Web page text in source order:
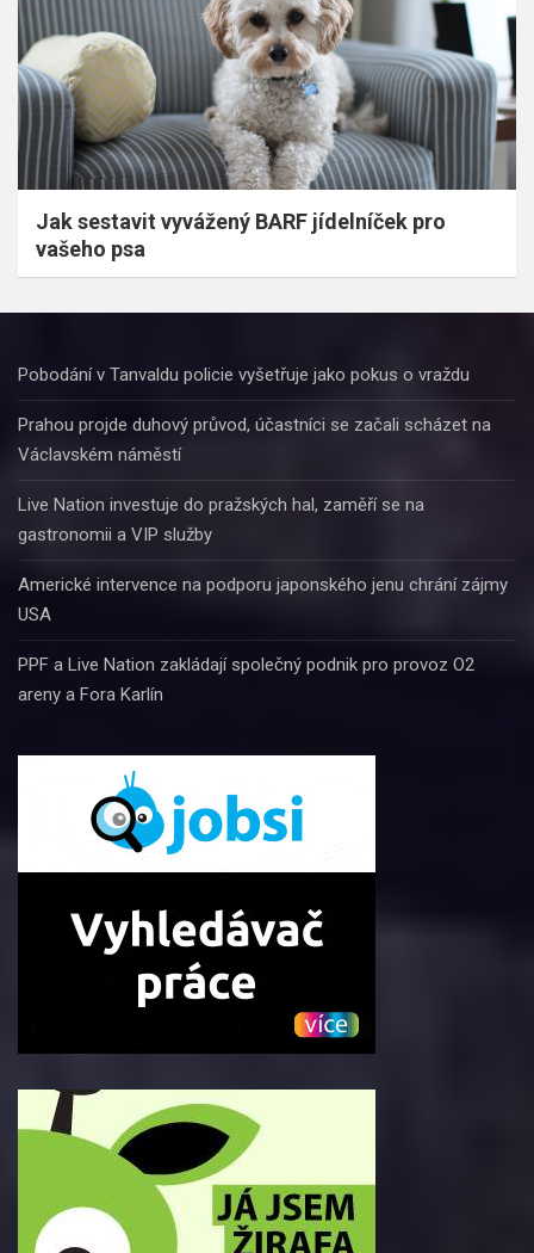
Jak sestavit vyvážený BARF jídelníček pro
vašeho psa
Pobodání v Tanvaldu policie vyšetřuje jako pokus o vraždu
Prahou projde duhový průvod, účastníci se začali scházet na
Václavském náměstí
Live Nation investuje do pražských hal, zaměří se na
gastronomii a VIP služby
Americké intervence na podporu japonského jenu chrání zájmy
USA
PPF a Live Nation zakládají společný podnik pro provoz O2
areny a Fora Karlín